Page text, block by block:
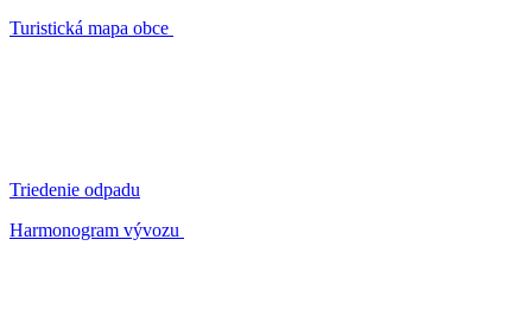
Turistická mapa obce
Triedenie odpadu
Harmonogram vývozu